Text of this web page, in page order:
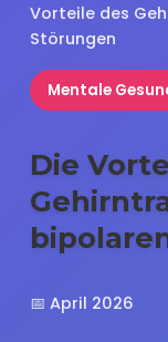
Vorteile des
Störungen
Mentale
Die
📅 April 2026